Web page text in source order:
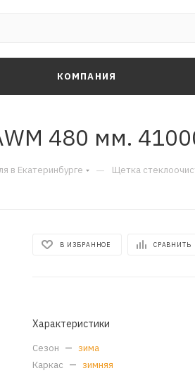
КОМПАНИЯ
480 мм.
в Екатеринбурге — Щетка
В ИЗБРАННОЕ СРАВНИТЬ
Характеристики
Сезон — зима
Каркас — зимняя